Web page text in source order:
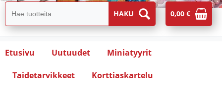
0,00 €
Etusivu Uutuudet Miniatyyrit
Taidetarvikkeet Korttiaskartelu